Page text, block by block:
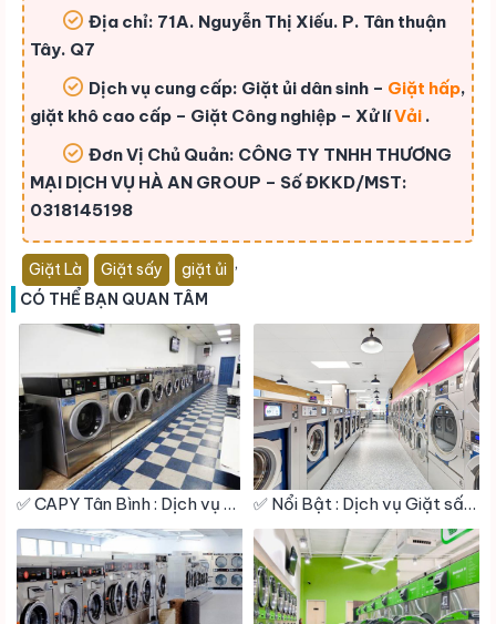
Địa chỉ: 71A. Nguyễn Thị Xiếu. P. Tân thuận
Tây. Q7
Dịch vụ cung cấp: Giặt ủi dân sinh – Giặt hấp,
giặt khô cao cấp – Giặt Công nghiệp – Xử líVải .
Đơn Vị Chủ Quản: CÔNG TY TNHH THƯƠNG
MẠI DỊCH VỤ HÀ AN GROUP – Số ĐKKD/MST:
0318145198
,
Giặt Là Giặt sấy
giặt ủi
CÓ THỂ BẠN QUAN TÂM
✅ CAPY Tân Bình : Dịch vụ Giặt sấy – Giặt hấp – Giặt khô – Giặt Công Nghiệp – Vệ Sinh giày ✅ Nổi Bật : Dịch vụ Giặt sấy – Giặt hấp – Giặt khô – Giặt Công Nghiệp – Vệ Sinh giày Quận Bình Thạnh